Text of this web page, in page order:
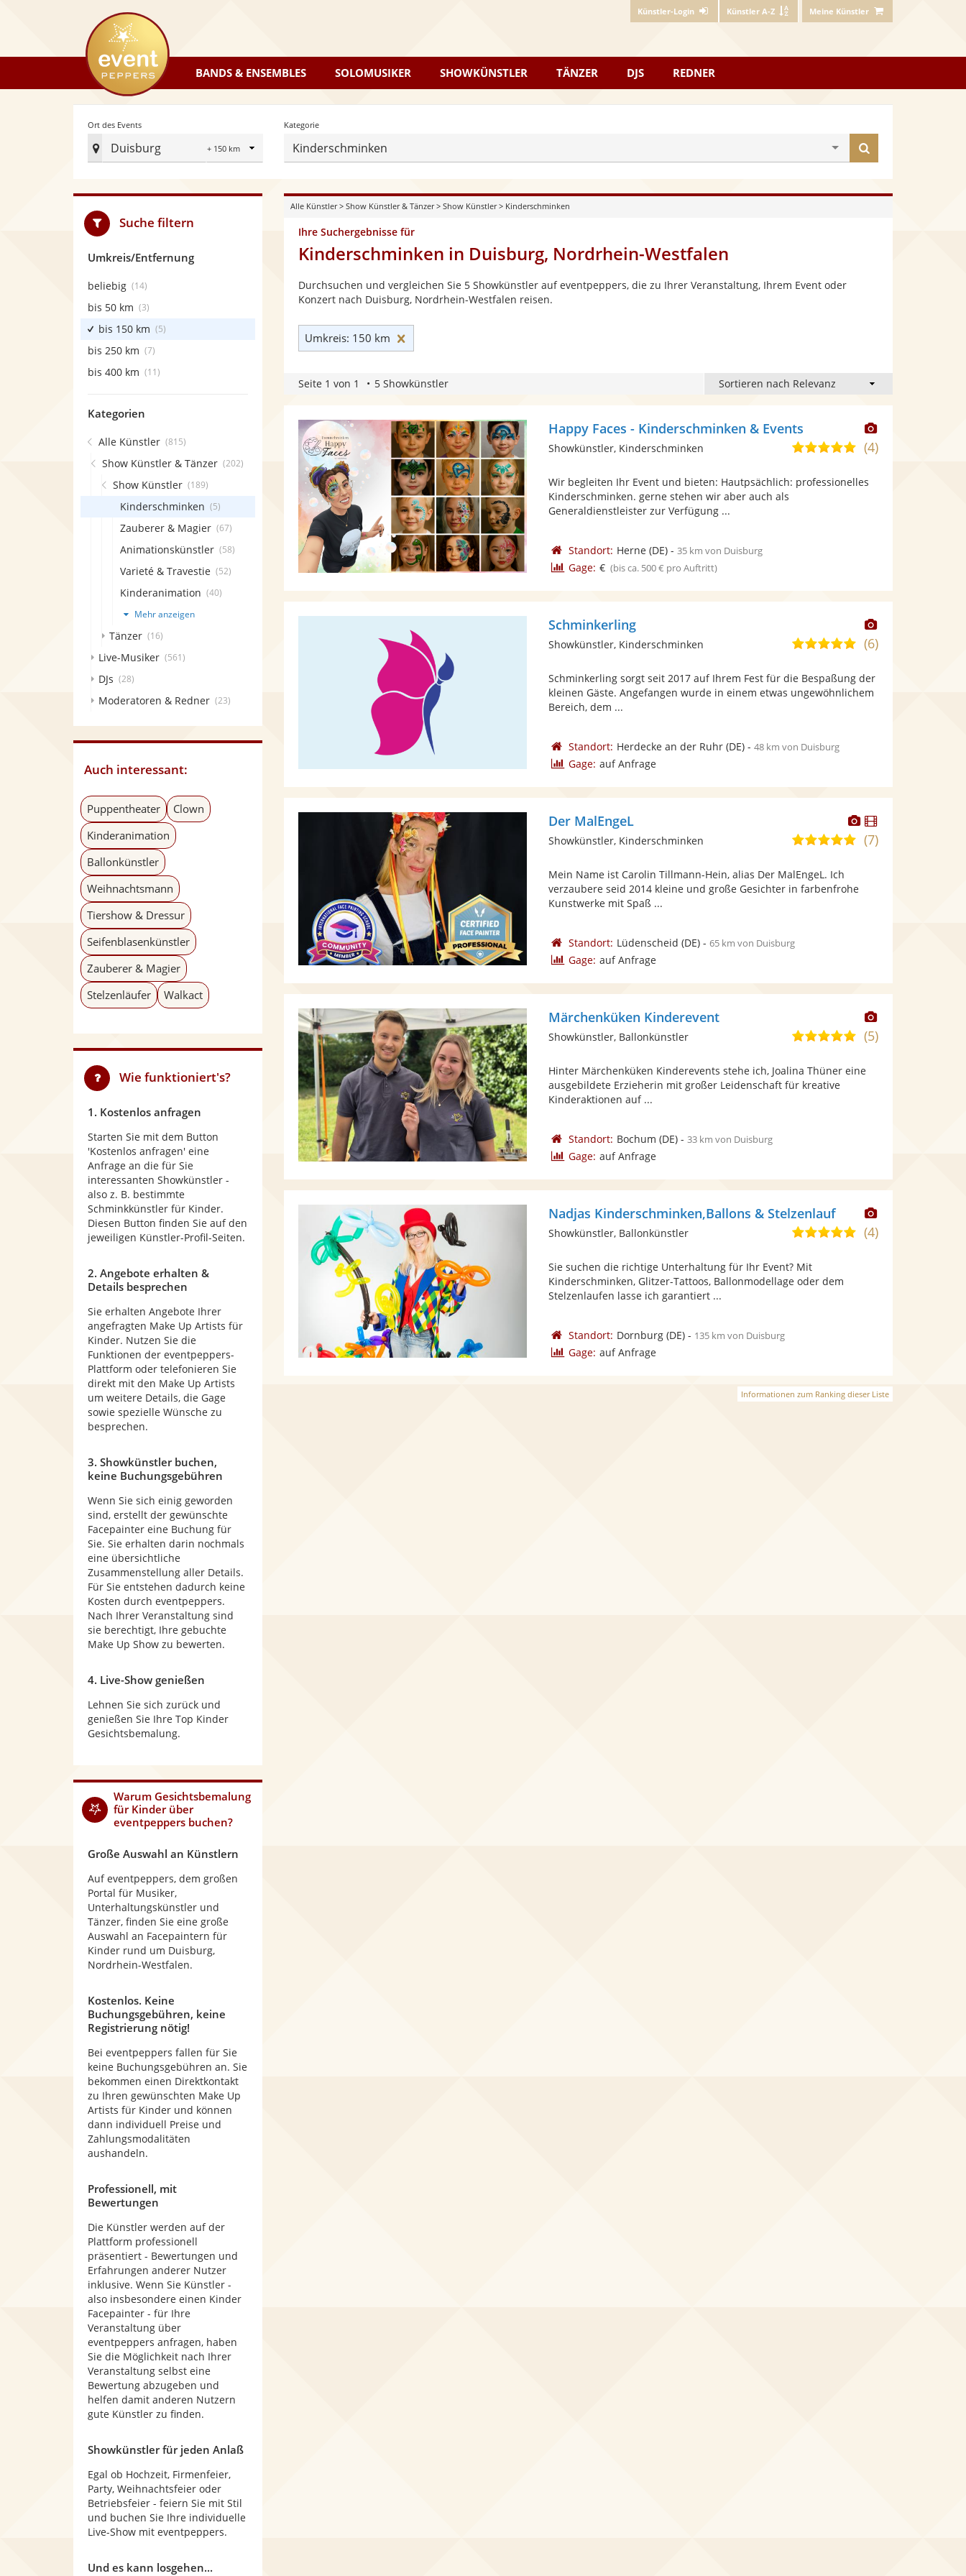
Künstler-Login Künstler A-Z Meine Künstler
eventpeppers
BANDS & ENSEMBLES SOLOMUSIKER SHOWKÜNSTLER TÄNZER DJS REDNER
Ort des Events
Duisburg
Radius
Ort
Events
festlegen
Kategorie
Kinderschminken
finden
Alle Künstler> Show Künstler & Tänzer> Show Künstler> Kinderschminken
Ihre Suchergebnisse für
Kinderschminken in Duisburg, Nordrhein-Westfalen
Durchsuchen und vergleichen Sie 5 Showkünstler auf eventpeppers, die zu Ihrer Veranstaltung, Ihrem Event oder
Konzert nach Duisburg, Nordrhein-Westfalen reisen.
Umkreis: 150 km
Seite 1 von 1 5 Showkünstler
Dieser
Künstler
Happy Faces - Kinderschminken & Events
5,0
5
(4)
Showkünstler, Kinderschminken
Wir begleiten Ihr Event und bieten: Hautpsächlich: professionelles
Kinderschminken. gerne stehen wir aber auch als
Generaldienstleister zur Verfügung ...
Standort: Herne(DE)- 35 km von Duisburg
Gage: € (bis ca. 500 € pro Auftritt)
Dieser
Künstler
Schminkerling
4,9
5
Sternen
(6)
Showkünstler, Kinderschminken
Schminkerling sorgt seit 2017 auf Ihrem Fest für die Bespaßung der
kleinen Gäste. Angefangen wurde in einem etwas ungewöhnlichem
Bereich, dem ...
Standort: Herdecke an der Ruhr(DE)- 48 km von Duisburg
Gage: auf Anfrage
Dieser
Künstler
stellt
Dieser
Künstler
Der MalEngeL
4,9
Sternen
(7)
Showkünstler, Kinderschminken
Mein Name ist Carolin Tillmann-Hein, alias Der MalEngeL. Ich
verzaubere seid 2014 kleine und große Gesichter in farbenfrohe
Kunstwerke mit Spaß ...
Standort: Lüdenscheid (DE)- 65 km von Duisburg
Gage: auf Anfrage
Dieser
Künstler
Märchenküken Kinderevent
5,0
5
(5)
Showkünstler, Ballonkünstler
Hinter Märchenküken Kinderevents stehe ich, Joalina Thüner eine
ausgebildete Erzieherin mit großer Leidenschaft für kreative
Kinderaktionen auf ...
Standort: Bochum (DE)- 33 km von Duisburg
Gage: auf Anfrage
Dieser
Künstler
Nadjas Kinderschminken,Ballons & Stelzenlauf
5,0(4)
Showkünstler, Ballonkünstler
Sie suchen die richtige Unterhaltung für Ihr Event? Mit
Kinderschminken, Glitzer-Tattoos, Ballonmodellage oder dem
Stelzenlaufen lasse ich garantiert ...
Standort: Dornburg(DE)- 135 km von Duisburg
Gage: auf Anfrage
Informationen zum Ranking dieser Liste
Suche filtern
Umkreis/Entfernung
beliebig (14)
bis 50 km (3)
bis 150 km (5)
bis 250 km (7)
bis 400 km (11)
Kategorien
Alle Künstler (815)
Show Künstler & Tänzer (202)
Show Künstler (189)
Kinderschminken (5)
Zauberer & Magier (67)
Animationskünstler (58)
Varieté & Travestie (52)
Kinderanimation (40)
Mehr anzeigen
Tänzer (16)
Live-Musiker (561)
DJs (28)
Moderatoren & Redner (23)
Auch interessant:
Puppentheater
Clown
Kinderanimation
Ballonkünstler
Weihnachtsmann
Tiershow & Dressur
Seifenblasenkünstler
Zauberer & Magier
Stelzenläufer
Walkact
Wie funktioniert's?
1. Kostenlos anfragen
Starten Sie mit dem Button
'Kostenlos anfragen' eine
Anfrage an die für Sie
interessanten Showkünstler -
also z. B. bestimmte
Schminkkünstler für Kinder.
Diesen Button finden Sie auf den
jeweiligen Künstler-Profil-Seiten.
2. Angebote erhalten &
Details besprechen
Sie erhalten Angebote Ihrer
angefragten Make Up Artists für
Kinder. Nutzen Sie die
Funktionen der eventpeppers-
Plattform oder telefonieren Sie
direkt mit den Make Up Artists
um weitere Details, die Gage
sowie spezielle Wünsche zu
besprechen.
3. Showkünstler buchen,
keine Buchungsgebühren
Wenn Sie sich einig geworden
sind, erstellt der gewünschte
Facepainter eine Buchung für
Sie. Sie erhalten darin nochmals
eine übersichtliche
Zusammenstellung aller Details.
Für Sie entstehen dadurch keine
Kosten durch eventpeppers.
Nach Ihrer Veranstaltung sind
sie berechtigt, Ihre gebuchte
Make Up Show zu bewerten.
4. Live-Show genießen
Lehnen Sie sich zurück und
genießen Sie Ihre Top Kinder
Gesichtsbemalung.
Warum Gesichtsbemalung
für Kinder über
eventpeppers buchen?
Große Auswahl an Künstlern
Auf eventpeppers, dem großen
Portal für Musiker,
Unterhaltungskünstler und
Tänzer, finden Sie eine große
Auswahl an Facepaintern für
Kinder rund um Duisburg,
Nordrhein-Westfalen.
Kostenlos. Keine
Buchungsgebühren, keine
Registrierung nötig!
Bei eventpeppers fallen für Sie
keine Buchungsgebühren an. Sie
bekommen einen Direktkontakt
zu Ihren gewünschten Make Up
Artists für Kinder und können
dann individuell Preise und
Zahlungsmodalitäten
aushandeln.
Professionell, mit
Bewertungen
Die Künstler werden auf der
Plattform professionell
präsentiert - Bewertungen und
Erfahrungen anderer Nutzer
inklusive. Wenn Sie Künstler -
also insbesondere einen Kinder
Facepainter - für Ihre
Veranstaltung über
eventpeppers anfragen, haben
Sie die Möglichkeit nach Ihrer
Veranstaltung selbst eine
Bewertung abzugeben und
helfen damit anderen Nutzern
gute Künstler zu finden.
Showkünstler für jeden Anlaß
Egal ob Hochzeit, Firmenfeier,
Party, Weihnachtsfeier oder
Betriebsfeier - feiern Sie mit Stil
und buchen Sie Ihre individuelle
Live-Show mit eventpeppers.
Und es kann losgehen...